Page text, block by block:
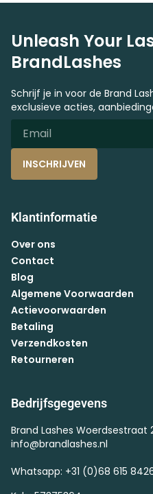
Unleash Your
BrandLashes
Schrijf je in voor de Brand
exclusieve acties,
INSCHRIJVEN
Klantinformatie
Over ons
Contact
Blog
Algemene Voorwaarden
Actievoorwaarden
Betaling
Verzendkosten
Retourneren
Bedrijfsgegevens
Brand Lashes Woerdsestraat
info@brandlashes.nl
Whatsapp: +31 (0)68 615